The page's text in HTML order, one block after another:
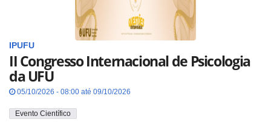
IPUFU
II Congresso Internacional de Psicologia
da UFU
05/10/2026 - 08:00 até 09/10/2026
Evento Científico